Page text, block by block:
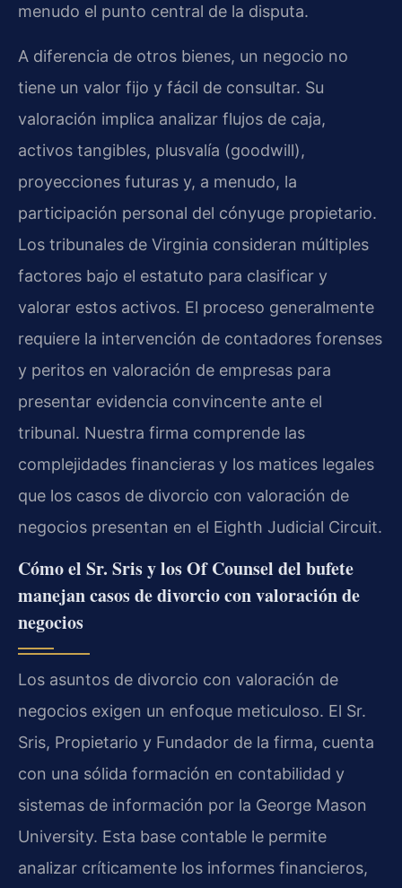
menudo el punto central de la disputa.
A diferencia de otros bienes, un negocio no
tiene un valor fijo y fácil de consultar. Su
valoración implica analizar flujos de caja,
activos tangibles, plusvalía (goodwill),
proyecciones futuras y, a menudo, la
participación personal del cónyuge propietario.
Los tribunales de Virginia consideran múltiples
factores bajo el estatuto para clasificar y
valorar estos activos. El proceso generalmente
requiere la intervención de contadores forenses
y peritos en valoración de empresas para
presentar evidencia convincente ante el
tribunal. Nuestra firma comprende las
complejidades financieras y los matices legales
que los casos de divorcio con valoración de
negocios presentan en el Eighth Judicial Circuit.
Cómo el Sr. Sris y los Of Counsel del bufete
manejan casos de divorcio con valoración de
negocios
Los asuntos de divorcio con valoración de
negocios exigen un enfoque meticuloso. El Sr.
Sris, Propietario y Fundador de la firma, cuenta
con una sólida formación en contabilidad y
sistemas de información por la George Mason
University. Esta base contable le permite
analizar críticamente los informes financieros,